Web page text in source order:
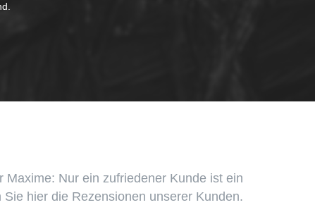
Nur ein zufriedener Kunde ist ein
hier die Rezensionen unserer Kunden.